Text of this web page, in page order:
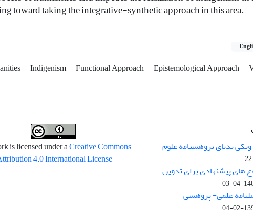
toward taking the integrative-synthetic approach in this area.
Indigenism Functional Approach Epistemological Approach
پدیای پژوهشنامه علوم
های پیشنهادی برای تدوین
علمی- پژوهشی
is licensed under aCreative Commons
4.0 International License